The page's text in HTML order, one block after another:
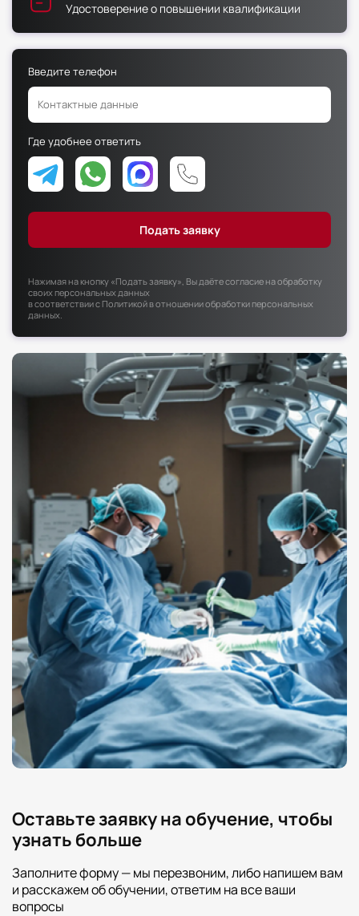
Факультет физической культуры и спорта
Юридический факультет
Факультет менеджмента и экономики
Факультет педагогики
Факультет психологии
Факультет рекламы и связей с общественностью
Факультет социальной работы
Удостоверение о повышении квалификации
Введите телефон
Где удобнее ответить
Нажимая на кнопку «Подать заявку», Вы даёте согласие на обработку
своих персональных данных
в соответствии сПолитикой в отношении обработки персональных
данных.
Оставьте заявку на обучение, чтобы
узнать больше
Заполните форму — мы перезвоним, либо напишем вам
и расскажем об обучении, ответим на все ваши
вопросы